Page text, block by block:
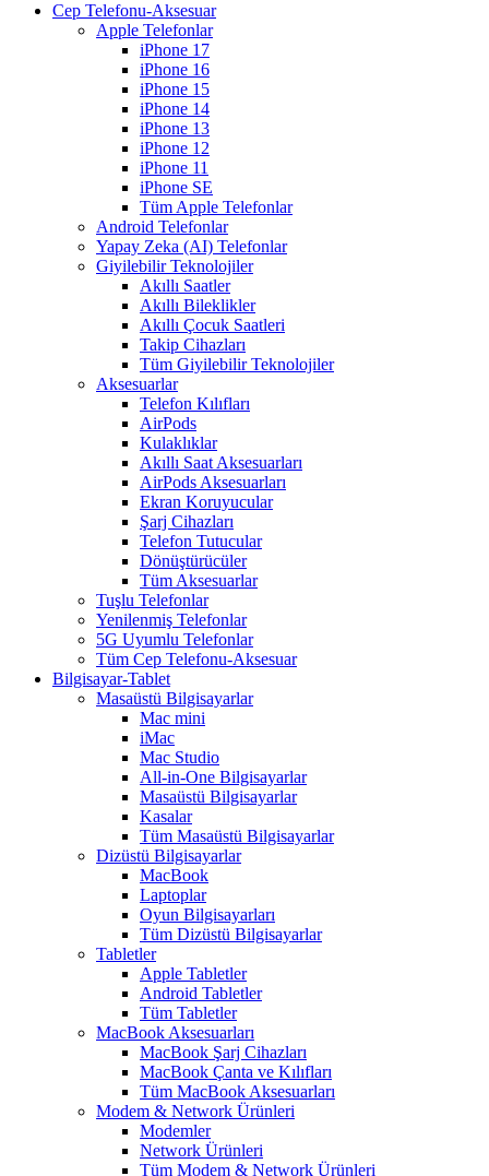
Cep Telefonu-Aksesuar
Apple Telefonlar
iPhone 17
iPhone 16
iPhone 15
iPhone 14
iPhone 13
iPhone 12
iPhone 11
iPhone SE
Tüm Apple Telefonlar
Android Telefonlar
Yapay Zeka (AI) Telefonlar
Giyilebilir Teknolojiler
Akıllı Saatler
Akıllı Bileklikler
Akıllı Çocuk Saatleri
Takip Cihazları
Tüm Giyilebilir Teknolojiler
Aksesuarlar
Telefon Kılıfları
AirPods
Kulaklıklar
Akıllı Saat Aksesuarları
AirPods Aksesuarları
Ekran Koruyucular
Şarj Cihazları
Telefon Tutucular
Dönüştürücüler
Tüm Aksesuarlar
Tuşlu Telefonlar
Yenilenmiş Telefonlar
5G Uyumlu Telefonlar
Tüm Cep Telefonu-Aksesuar
Bilgisayar-Tablet
Masaüstü Bilgisayarlar
Mac mini
iMac
Mac Studio
All-in-One Bilgisayarlar
Masaüstü Bilgisayarlar
Kasalar
Tüm Masaüstü Bilgisayarlar
Dizüstü Bilgisayarlar
MacBook
Laptoplar
Oyun Bilgisayarları
Tüm Dizüstü Bilgisayarlar
Tabletler
Apple Tabletler
Android Tabletler
Tüm Tabletler
MacBook Aksesuarları
MacBook Şarj Cihazları
MacBook Çanta ve Kılıfları
Tüm MacBook Aksesuarları
Modem & Network Ürünleri
Modemler
Network Ürünleri
Tüm Modem & Network Ürünleri